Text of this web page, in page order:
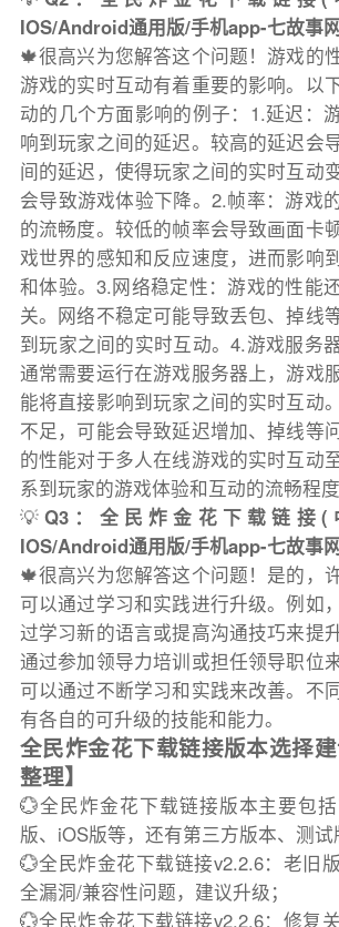
IOS/Android通用版/手机app-七故事
🍁很高兴为您解答这个问题！游戏的
游戏的实时互动有着重要的影响。以
动的几个方面影响的例子：1.延迟：
响到玩家之间的延迟。较高的延迟会
间的延迟，使得玩家之间的实时互动
会导致游戏体验下降。2.帧率：游戏
的流畅度。较低的帧率会导致画面卡
戏世界的感知和反应速度，进而影响
和体验。3.网络稳定性：游戏的性能
关。网络不稳定可能导致丢包、掉线
到玩家之间的实时互动。4.游戏服务
通常需要运行在游戏服务器上，游戏
能将直接影响到玩家之间的实时互动
不足，可能会导致延迟增加、掉线等
的性能对于多人在线游戏的实时互动
系到玩家的游戏体验和互动的流畅程度
💡Q3：全民炸金花下载链接(
IOS/Android通用版/手机app-七故事
🍁很高兴为您解答这个问题！是的，
可以通过学习和实践进行升级。例如
过学习新的语言或提高沟通技巧来提
通过参加领导力培训或担任领导职位
可以通过不断学习和实践来改善。不
有各自的可升级的技能和能力。
全民炸金花下载链接版本选择
整理】
💮全民炸金花下载链接版本主要包
版、iOS版等，还有第三方版本、测试
💮全民炸金花下载链接v2.2.6：老旧
全漏洞/兼容性问题，建议升级；
💮全民炸金花下载链接v2.2.6：修复